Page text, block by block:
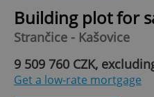
Building plot for
Strančice - Kašovice
9 509 760 CZK,
Get a low-rate mortgage